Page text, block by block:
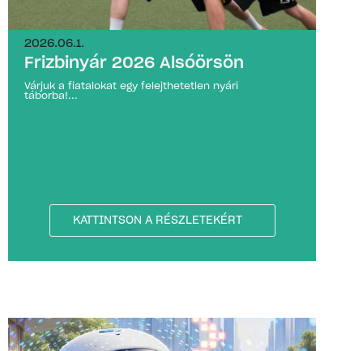
2026.06.1.
Frizbinyár 2026 Alsóörsön
Várjuk a fiatalokat egy felejthetetlen nyári
táborba!...
KATTINTSON A RÉSZLETEKÉRT